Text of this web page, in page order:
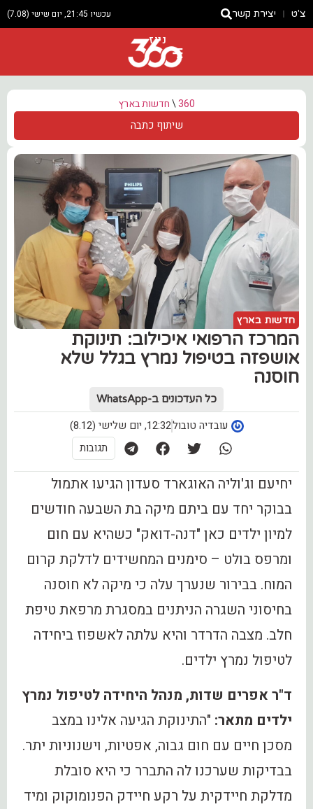
צ'ט יצירת קשר עכשיו 21:45, יום שישי (7.08)
ניוז
360
\חדשות בארץ
שיתוף כתבה
חדשות בארץ
המרכז הרפואי איכילוב: תינוקת
אושפזה בטיפול נמרץ בגלל שלא
חוסנה
כל העדכונים ב-WhatsApp
עובדיה טובול12:32, יום שלישי (8.12)
תגובות
יחיעם וג'וליה האוגארד סעדון הגיעו אתמול
בבוקר יחד עם ביתם מיקה בת השבעה חודשים
למיון ילדים כאן "דנה-דואק" כשהיא עם חום
ומרפס בולט – סימנים המחשידים לדלקת קרום
המוח. בבירור שנערך עלה כי מיקה לא חוסנה
בחיסוני השגרה הניתנים במסגרת מרפאת טיפת
חלב. מצבה הדרדר והיא עלתה לאשפוז ביחידה
לטיפול נמרץ ילדים.
ד"ר אפרים שדות, מנהל היחידה לטיפול נמרץ
ילדים מתאר: "התינוקת הגיעה אלינו במצב
מסכן חיים עם חום גבוה, אפטיות, וישנוניות יתר.
בבדיקות שערכנו לה התברר כי היא סובלת
מדלקת חיידקית על רקע חיידק הפנומוקוק ומיד